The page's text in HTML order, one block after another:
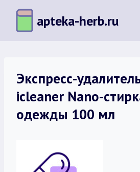
Перейти
содержимому
apteka-herb.ru
Экспресс-
icleaner Nano-
одежды 100 мл